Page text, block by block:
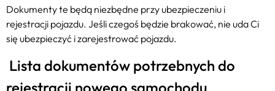
Dokumenty te będą niezbędne przy ubezpieczeniu i
rejestracji pojazdu. Jeśli czegoś będzie brakować, nie uda Ci
się ubezpieczyć i zarejestrować pojazdu.
Lista dokumentów potrzebnych do